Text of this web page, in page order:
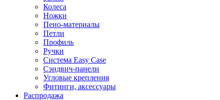
Колеса
Ножки
Пено-материалы
Петли
Профиль
Ручки
Система Easy Case
Сэндвич-панели
Угловые крепления
Фитинги, аксессуары
Распродажа